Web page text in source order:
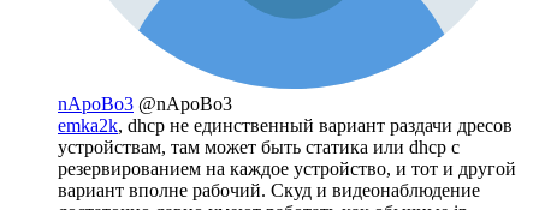
nApoBo3 @nApoBo3
emka2k, dhcp не единственный вариант раздачи дресов
устройствам, там может быть статика или dhcp с
резервированием на каждое устройство, и тот и другой
вариант вполне рабочий. Скуд и видеонаблюдение